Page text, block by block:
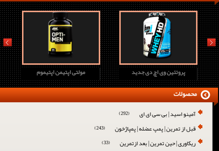
مولتی اپتیمن اپتیموم پروتئین وی اچ دی جدید
prev next
آمینو اسید | بی سی ای ای (292)
قبل از تمرین | پمپ عضله | پمپاژخون (243)
ریکاوری | حین تمرین | بعد ازتمرین (33)
محصولات